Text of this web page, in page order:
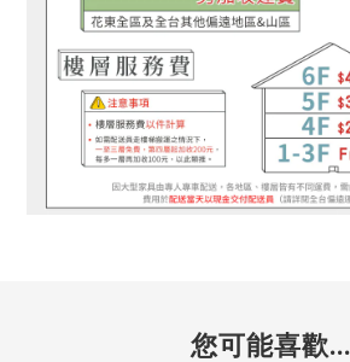
您可能喜歡...